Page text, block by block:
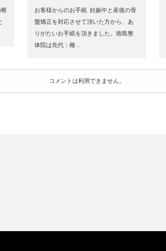
お客様からのお手紙 妊娠中と産後の骨
盤矯正を対応させて頂いた方から、あ
りがたいお手紙を頂きました。徳島整
体院は先代：種…
コメントは利用できません。